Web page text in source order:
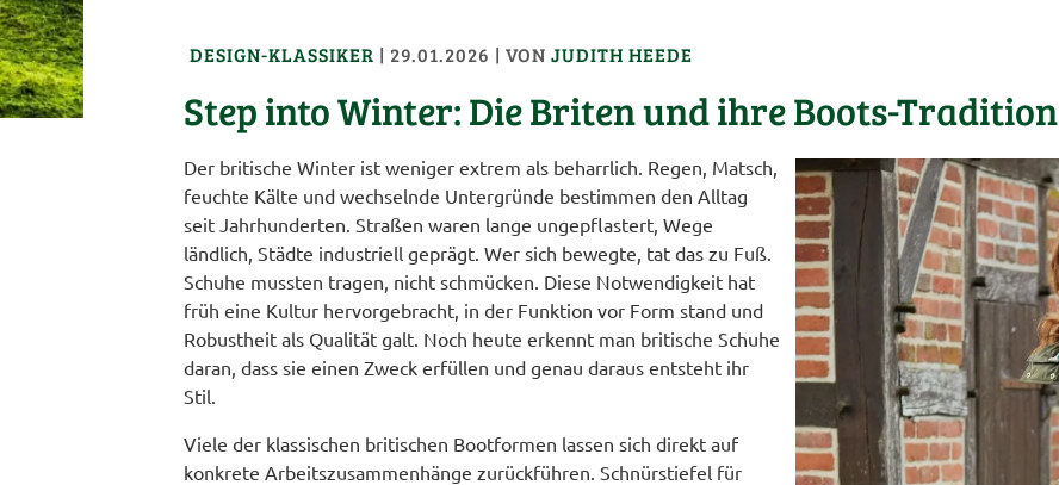
DESIGN-KLASSIKER | 29.01.2026 | VONJUDITH HEEDE
Step into Winter: Die Briten und ihre Boots-Tradition
Der britische Winter ist weniger extrem als beharrlich. Regen, Matsch,
feuchte Kälte und wechselnde Untergründe bestimmen den Alltag
seit Jahrhunderten. Straßen waren lange ungepflastert, Wege
ländlich, Städte industriell geprägt. Wer sich bewegte, tat das zu Fuß.
Schuhe mussten tragen, nicht schmücken. Diese Notwendigkeit hat
früh eine Kultur hervorgebracht, in der Funktion vor Form stand und
Robustheit als Qualität galt. Noch heute erkennt man britische Schuhe
daran, dass sie einen Zweck erfüllen und genau daraus entsteht ihr
Stil.
Viele der klassischen britischen Bootformen lassen sich direkt auf
konkrete Arbeitszusammenhänge zurückführen. Schnürstiefel für